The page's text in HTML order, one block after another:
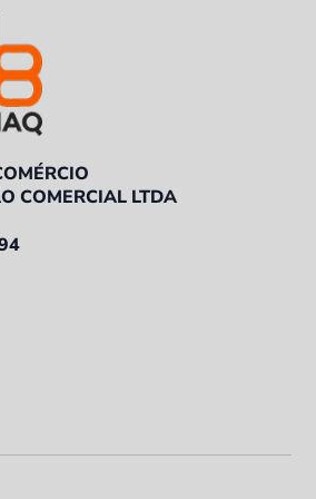
COMERCIAL LTDA